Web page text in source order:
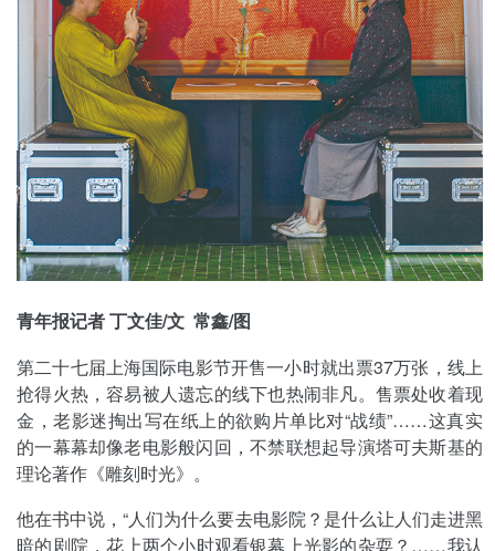
青年报记者 丁文佳/文 常鑫/图
第二十七届上海国际电影节开售一小时就出票37万张，线上
抢得火热，容易被人遗忘的线下也热闹非凡。售票处收着现
金，老影迷掏出写在纸上的欲购片单比对“战绩”……这真实
的一幕幕却像老电影般闪回，不禁联想起导演塔可夫斯基的
理论著作《雕刻时光》。
他在书中说，“人们为什么要去电影院？是什么让人们走进黑
暗的剧院，花上两个小时观看银幕上光影的杂耍？……我认